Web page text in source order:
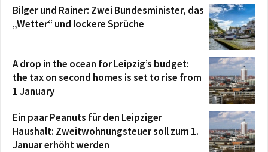
Bilger und Rainer: Zwei Bundesminister, das
„Wetter“ und lockere Sprüche
A drop in the ocean for Leipzig’s budget:
the tax on second homes is set to rise from
1 January
Ein paar Peanuts für den Leipziger
Haushalt: Zweitwohnungsteuer soll zum 1.
Januar erhöht werden